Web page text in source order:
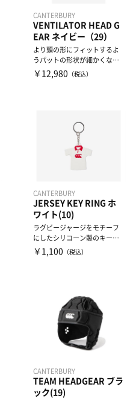
CANTERBURY
VENTILATOR HEAD G
EAR ネイビー（29）
より頭の形にフィットするよ
うパットの形状が細かくなっ
ているカンタベリーのトップ
￥12,980 （税込）
CANTERBURY
JERSEY KEY RING ホ
ワイト(10)
ラグビージャージをモチーフ
にしたシリコーン製のキーリ
ングです。
￥1,100 （税込）
CANTERBURY
TEAM HEADGEAR ブラ
ック(19)